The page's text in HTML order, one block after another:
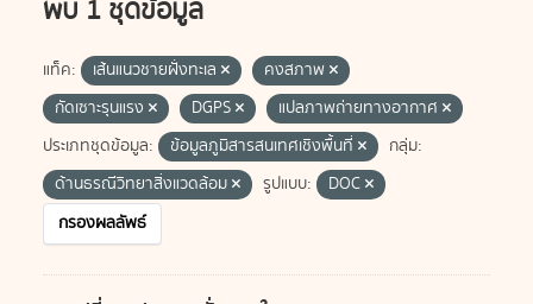
พบ 1 ชุดข้อมูล
แท็ค: เส้นแนวชายฝั่งทะเล
คงสภาพ
กัดเซาะรุนแรง
DGPS
แปลภาพถ่ายทางอากาศ
ประเภทชุดข้อมูล:
ข้อมูลภูมิสารสนเทศเชิงพื้นที่
กลุ่ม:
ด้านธรณีวิทยาสิ่งแวดล้อม
รูปแบบ:
DOC
กรองผลลัพธ์